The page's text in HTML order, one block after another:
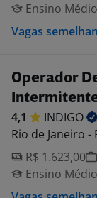
Ensino
Vagas
Operador
4,1
INDIGO
Rio de Janeiro -
R$ 1.623,00
Ensino